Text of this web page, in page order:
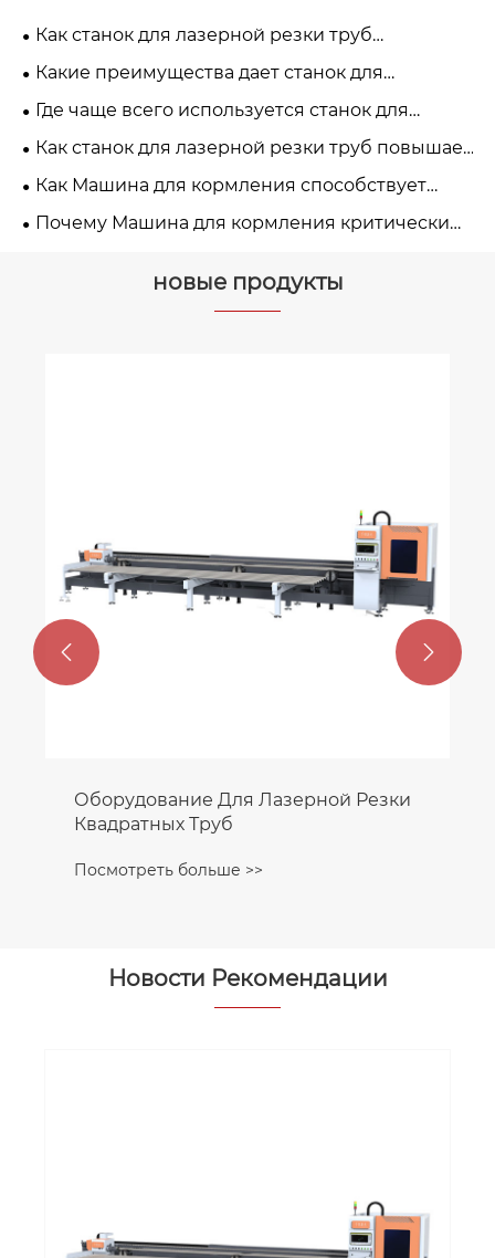
Как станок для лазерной резки труб
обрабатывает сложные формы труб?
Какие преимущества дает станок для
лазерной резки труб по сравнению с тр
Где чаще всего используется станок для
лазерной резки труб?
Как станок для лазерной резки труб повышает
эффективность производства?
Как Машина для кормления способствует
внедрению решений «умного завода»?
Почему Машина для кормления критически
промышленно сти?
новые продукты
Автоматическая машина подачи
квадратных труб
Посмотреть больше >>
 
Новости Рекомендации